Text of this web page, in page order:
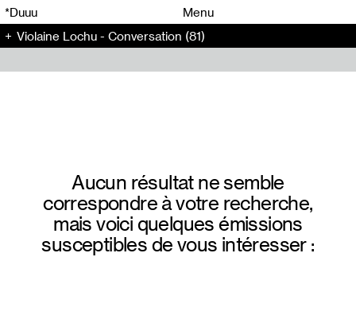
*Duuu
Menu
Violaine Lochu - Conversation (81)
Aucun résultat ne semble
correspondre à votre recherche,
mais voici quelques émissions
susceptibles de vous intéresser :
00 00